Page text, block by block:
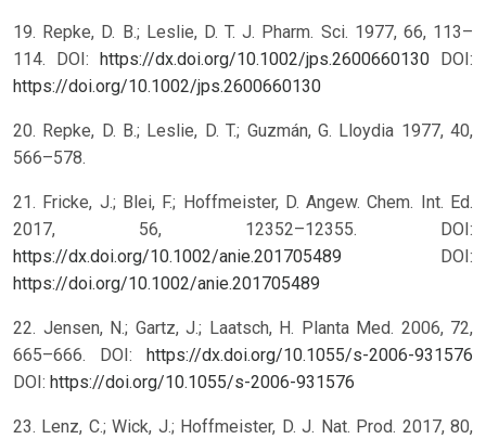
19. Repke, D. B.; Leslie, D. T. J. Pharm. Sci. 1977, 66, 113–
114. DOI: https://dx.doi.org/10.1002/jps.2600660130 DOI:
https://doi.org/10.1002/jps.2600660130
20. Repke, D. B.; Leslie, D. T.; Guzmán, G. Lloydia 1977, 40,
566–578.
21. Fricke, J.; Blei, F.; Hoffmeister, D. Angew. Chem. Int. Ed.
2017, 56, 12352–12355. DOI:
https://dx.doi.org/10.1002/anie.201705489
DOI:
https://doi.org/10.1002/anie.201705489
22. Jensen, N.; Gartz, J.; Laatsch, H. Planta Med. 2006, 72,
665–666. DOI: https://dx.doi.org/10.1055/s-2006-931576
DOI: https://doi.org/10.1055/s-2006-931576
23. Lenz, C.; Wick, J.; Hoffmeister, D. J. Nat. Prod. 2017, 80,